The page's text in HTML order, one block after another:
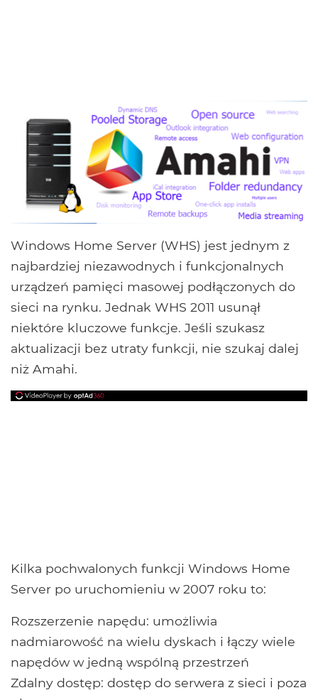
Windows Home Server (WHS) jest jednym z
najbardziej niezawodnych i funkcjonalnych
urządzeń pamięci masowej podłączonych do
sieci na rynku. Jednak WHS 2011 usunął
niektóre kluczowe funkcje. Jeśli szukasz
aktualizacji bez utraty funkcji, nie szukaj dalej
niż Amahi.
Kilka pochwalonych funkcji Windows Home
Server po uruchomieniu w 2007 roku to:
Rozszerzenie napędu: umożliwia
nadmiarowość na wielu dyskach i łączy wiele
napędów w jedną wspólną przestrzeń
Zdalny dostęp: dostęp do serwera z sieci i poza